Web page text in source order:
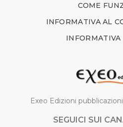
COME
INFORMATIVA AL
INFORMATIVA
Exeo Edizioni
SEGUICI SUI